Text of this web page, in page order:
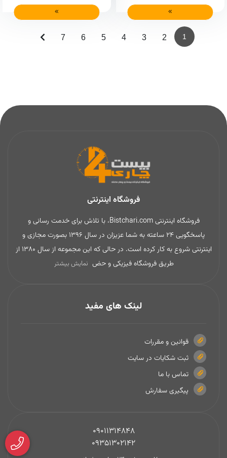
1
2
3
4
5
6
7
فروشگاه اینترنتی
فروشگاه اینترنتی Bistchari.com، با تلاش برای خدمت رسانی و
پاسخگویی 24 ساعته به شما عزیزان در سال 1396 بصورت مجازی و
اینترنتی شروع به کار کرده است. در حالی که این مجموعه از سال 1380 از
طریق فروشگاه فیزیکی و حض نمایش بیشتر
لینک های مفید
قوانین و مقررات
ثبت شکایات در سایت
تماس با ما
پیگیری سفارش
09011314848
09351302142